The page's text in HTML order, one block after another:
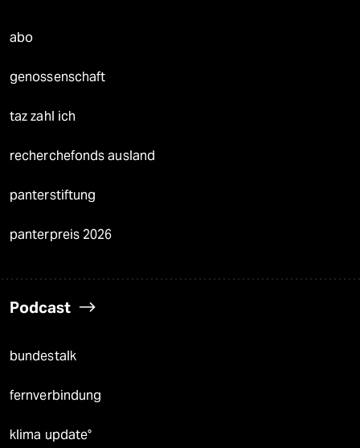
abo
genossenschaft
taz zahl ich
recherchefonds ausland
panterstiftung
panterpreis 2026
Podcast
bundestalk
fernverbindung
klima update°